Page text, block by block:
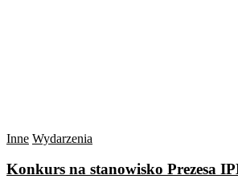
Inne Wydarzenia
Konkurs na stanowisko Prezesa